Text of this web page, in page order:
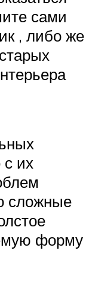
сами
, либо же
с их
сложные
форму